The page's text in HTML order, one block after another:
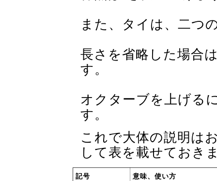
また、タイは、二つ
長さを省略した場合
す。
オクターブを上げる
す。
これで大体の説明は
して表を載せておき
記号 意味、使い方